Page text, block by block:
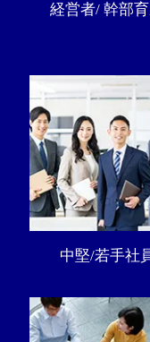
経営者/ 幹部
中堅/若手社